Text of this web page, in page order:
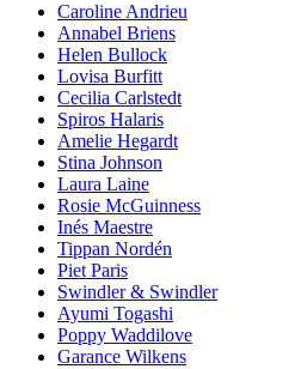
Caroline Andrieu
Annabel Briens
Helen Bullock
Lovisa Burfitt
Cecilia Carlstedt
Spiros Halaris
Amelie Hegardt
Stina Johnson
Laura Laine
Rosie McGuinness
Inés Maestre
Tippan Nordén
Piet Paris
Swindler & Swindler
Ayumi Togashi
Poppy Waddilove
Garance Wilkens